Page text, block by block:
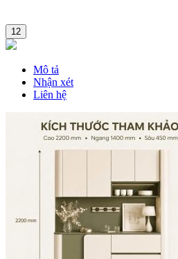
12
Mô tả
Nhận xét
Liên hệ